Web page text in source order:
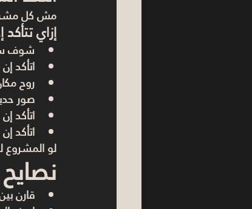
مش كل
إزاي
شوف
اتأكد
روح
صور
اتأكد
اتأكد
لو
قارن بين 3 مشاريع على